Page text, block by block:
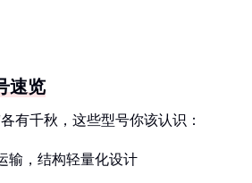
速览
有千秋，这些型号你该认识：
输，结构轻量化设计